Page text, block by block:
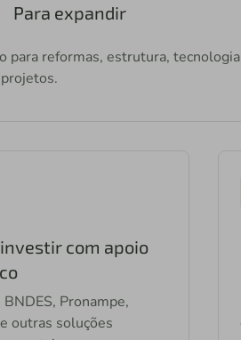
Para expandir
para reformas, estrutura,
com apoio
BNDES, Pronampe,
outras soluções